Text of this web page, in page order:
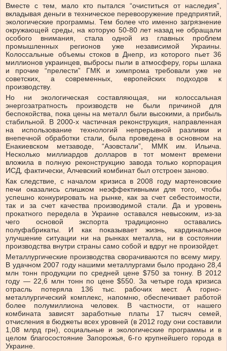
Вместе с тем, мало кто пытался “очиститься от наследия”,
вкладывая деньги в техническое перевооружение предприятий,
экологические программы. Тем более что именно загрязнение
окружающей среды, на которую 50-80 лет назад не обращали
особого внимания, стала одной из главных проблем
промышленных регионов уже независимой Украины.
Колоссальные объемы стоков в Днепр, из которого пьет 36
миллионов украинцев, выбросы пыли в атмосферу, горы шлака
и прочие “прелести” ГМК и химпрома требовали уже не
советских, а современных, европейских подходов к
производству.
Но ни экологическая составляющая, ни колоссальная
энергозатратность производств не были причиной для
беспокойства, пока цены на металл были высокими, а прибыль
стабильной. В 2000-х частичная реконструкция, направленная
на использование технологий непрерывной разливки и
внепечной обработки стали, была проведена в основном на
Енакиевском метзаводе, “Азовстали”, ММК им. Ильича.
Несколько миллиардов долларов в тот момент времени
вложила в полную реконструкцию завода только корпорация
ИСД, фактически, Алчевский комбинат был отстроен заново.
Как следствие, с началом кризиса в 2008 году мартеновские
печи оказались слишком неэффективными для того, чтобы
успешно конкурировать на рынке, как за счет себестоимости,
так и за счет качества производимой стали. Да и уровень
прокатного передела в Украине оставался невысоким, из-за
чего основой экспорта традиционно оставались
полуфабрикаты. И как показывает жизнь, кардинальное
улучшение ситуации ни на рынках металла, ни в состоянии
производства внутри страны само собой и вдруг не произойдет.
Металлургические производства сворачиваются по всему миру.
В удачном 2007 году нашими металлургами было продано 28,4
млн тонн продукции по средней цене $750 за тонну. В 2012
году — 22,6 млн тонн по цене $550. За четыре года кризиса
отрасль потеряла 136 тыс. рабочих мест. А горно-
металлургический комплекс, напомню, обеспечивает работой
более полумиллиона человек. В частности, от нашего
комбината зависят заработные платы 17 тысяч семей,
отчисления в бюджеты всех уровней (в 2012 году они составили
1,08 млрд грн), социальные и экологические программы и в
целом благосостояние Запорожья, 6-го крупнейшего города в
Украине.